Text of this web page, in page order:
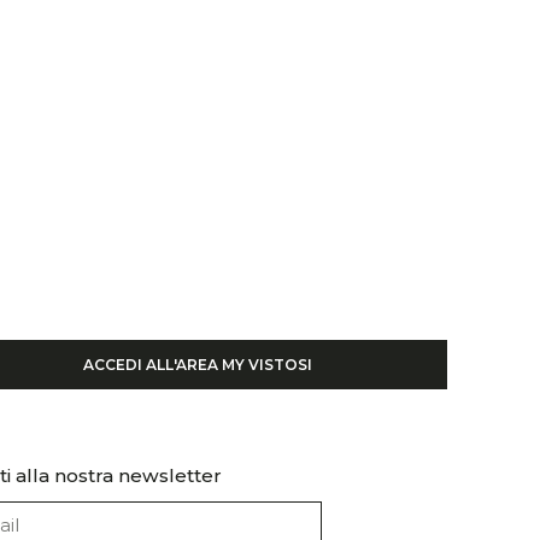
ACCEDI ALL'AREA MY VISTOSI
alla nostra newsletter